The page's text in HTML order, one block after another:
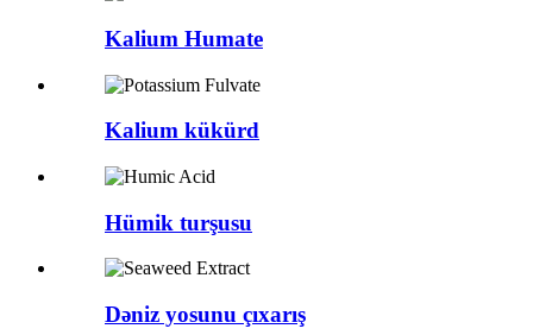
Kalium Humate
Kalium kükürd
Hümik turşusu
Dəniz yosunu çıxarış